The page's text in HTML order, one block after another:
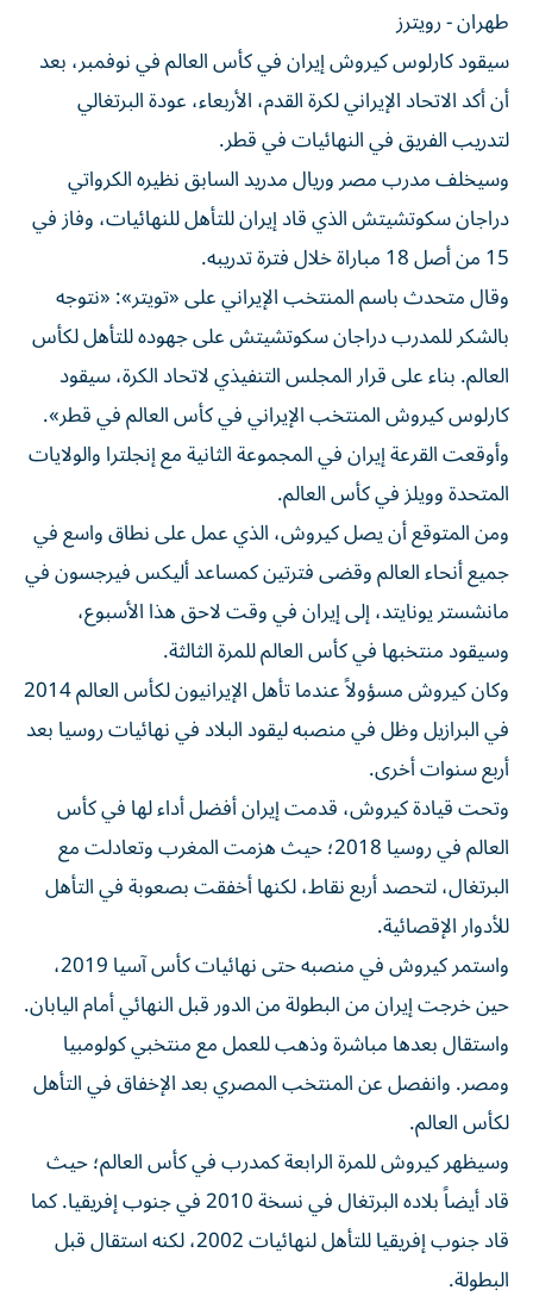
طهران - رويترز
سيقود كارلوس كيروش إيران في كأس العالم في نوفمبر، بعد
أن أكد الاتحاد الإيراني لكرة القدم، الأربعاء، عودة البرتغالي
لتدريب الفريق في النهائيات في قطر.
وسيخلف مدرب مصر وريال مدريد السابق نظيره الكرواتي
دراجان سكوتشيتش الذي قاد إيران للتأهل للنهائيات، وفاز في
15 من أصل 18 مباراة خلال فترة تدريبه.
وقال متحدث باسم المنتخب الإيراني على «تويتر»: «نتوجه
بالشكر للمدرب دراجان سكوتشيتش على جهوده للتأهل لكأس
العالم. بناء على قرار المجلس التنفيذي لاتحاد الكرة، سيقود
كارلوس كيروش المنتخب الإيراني في كأس العالم في قطر».
وأوقعت القرعة إيران في المجموعة الثانية مع إنجلترا والولايات
المتحدة وويلز في كأس العالم.
ومن المتوقع أن يصل كيروش، الذي عمل على نطاق واسع في
جميع أنحاء العالم وقضى فترتين كمساعد أليكس فيرجسون في
مانشستر يونايتد، إلى إيران في وقت لاحق هذا الأسبوع،
وسيقود منتخبها في كأس العالم للمرة الثالثة.
وكان كيروش مسؤولاً عندما تأهل الإيرانيون لكأس العالم 2014
في البرازيل وظل في منصبه ليقود البلاد في نهائيات روسيا بعد
أربع سنوات أخرى.
وتحت قيادة كيروش، قدمت إيران أفضل أداء لها في كأس
العالم في روسيا 2018؛ حيث هزمت المغرب وتعادلت مع
البرتغال، لتحصد أربع نقاط، لكنها أخفقت بصعوبة في التأهل
للأدوار الإقصائية.
واستمر كيروش في منصبه حتى نهائيات كأس آسيا 2019،
حين خرجت إيران من البطولة من الدور قبل النهائي أمام اليابان.
واستقال بعدها مباشرة وذهب للعمل مع منتخبي كولومبيا
ومصر. وانفصل عن المنتخب المصري بعد الإخفاق في التأهل
لكأس العالم.
وسيظهر كيروش للمرة الرابعة كمدرب في كأس العالم؛ حيث
قاد أيضاً بلاده البرتغال في نسخة 2010 في جنوب إفريقيا. كما
قاد جنوب إفريقيا للتأهل لنهائيات 2002، لكنه استقال قبل
البطولة.